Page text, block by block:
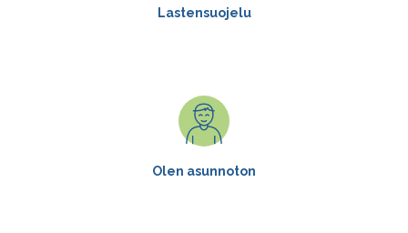
Lastensuojelu
Olen asunnoton